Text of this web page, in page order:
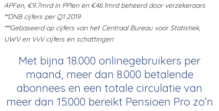
APFen, €9.7mrd in PPIen en €46.1mrd beheerd door verzekeraars
**DNB cijfers per Q1 2019
***Gebaseerd op cijfers van het Centraal Bureau voor Statistiek,
UWV en VvV cijfers en schattingen
Met bijna 18.000 onlinegebruikers per
maand, meer dan 8.000 betalende
abonnees en een totale circulatie van
meer dan 15.000 bereikt Pensioen Pro zo’n